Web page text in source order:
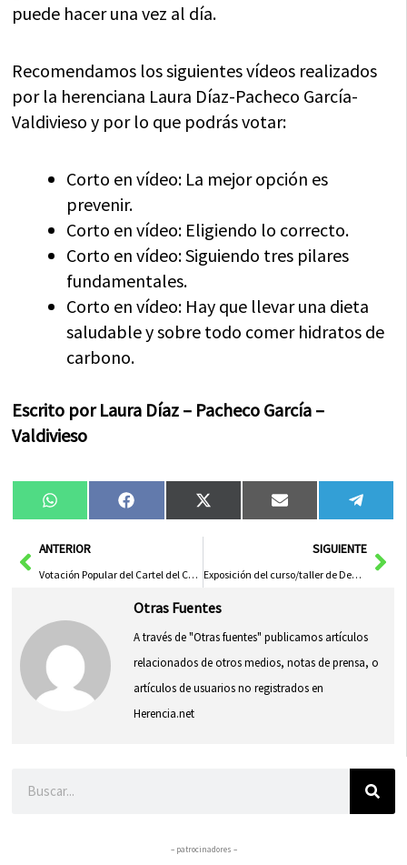
puede hacer una vez al día.
Recomendamos los siguientes vídeos realizados
por la herenciana Laura Díaz-Pacheco García-
Valdivieso y por lo que podrás votar:
Corto en vídeo: La mejor opción es
prevenir.
Corto en vídeo: Eligiendo lo correcto.
Corto en vídeo: Siguiendo tres pilares
fundamentales.
Corto en vídeo: Hay que llevar una dieta
saludable y sobre todo comer hidratos de
carbono.
Escrito por Laura Díaz – Pacheco García –
Valdivieso
Compartir
en
WhatsAppCompartir
en
FacebookCompartir
en
X
(Twitter)
Compartir
en
Email
en
AntANTERIOR
Votación Popular del Cartel del Carnaval de Herencia 2013
SIGUIENTE
Exposición del curso/taller de Decoración de Interiores de la Universidad Popular
Otras Fuentes
A través de "Otras fuentes" publicamos artículos
relacionados de otros medios, notas de prensa, o
artículos de usuarios no registrados en
Herencia.net
– patrocinadores –